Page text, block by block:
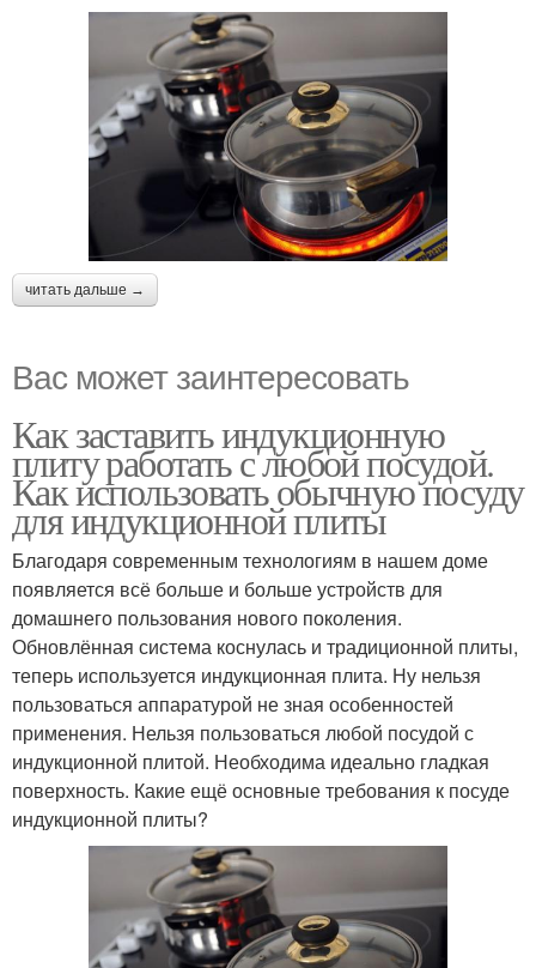
читать дальше →
Вас может заинтересовать
Как заставить индукционную
плиту работать с любой посудой.
Как использовать обычную посуду
для индукционной плиты
Благодаря современным технологиям в нашем доме
появляется всё больше и больше устройств для
домашнего пользования нового поколения.
Обновлённая система коснулась и традиционной плиты,
теперь используется индукционная плита. Ну нельзя
пользоваться аппаратурой не зная особенностей
применения. Нельзя пользоваться любой посудой с
индукционной плитой. Необходима идеально гладкая
поверхность. Какие ещё основные требования к посуде
индукционной плиты?